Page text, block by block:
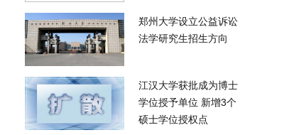
郑州大学设立公益诉讼
法学研究生招生方向
江汉大学获批成为博士
学位授予单位 新增3个
硕士学位授权点